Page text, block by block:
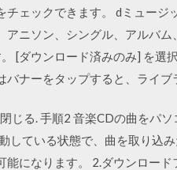
チェックできます。 dミュー
アニソン、シングル、アルバ
[ダウンロード済みのみ] を
ナーをタップすると、ライブ
じる. 手順2 音楽CDの曲をパ
している状態で、曲を取り込
能になります。 2.ダウンロー